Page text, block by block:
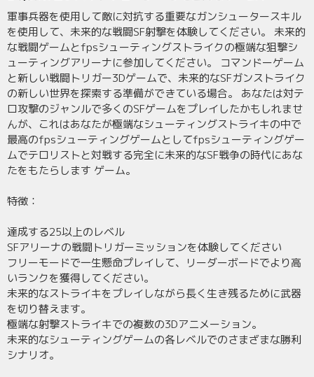
軍事兵器を使用して敵に対抗する重要なガンシュータースキル
を使用して、未来的な戦闘SF射撃を体験してください。 未来的
な戦闘ゲームとfpsシューティングストライクの極端な狙撃シ
ューティングアリーナに参加してください。 コマンドーゲーム
と新しい戦闘トリガー3Dゲームで、未来的なSFガンストライク
の新しい世界を探索する準備ができている場合。 あなたは対テ
ロ攻撃のジャンルで多くのSFゲームをプレイしたかもしれませ
んが、これはあなたが極端なシューティングストライキの中で
最高のfpsシューティングゲームとしてfpsシューティングゲー
ムでテロリストと対戦する完全に未来的なSF戦争の時代にあな
たをもたらします ゲーム。
特徴：
達成する25以上のレベル
SFアリーナの戦闘トリガーミッションを体験してください
フリーモードで一生懸命プレイして、リーダーボードでより高
いランクを獲得してください。
未来的なストライキをプレイしながら長く生き残るために武器
を切り替えます。
極端な射撃ストライキでの複数の3Dアニメーション。
未来的なシューティングゲームの各レベルでのさまざまな勝利
シナリオ。